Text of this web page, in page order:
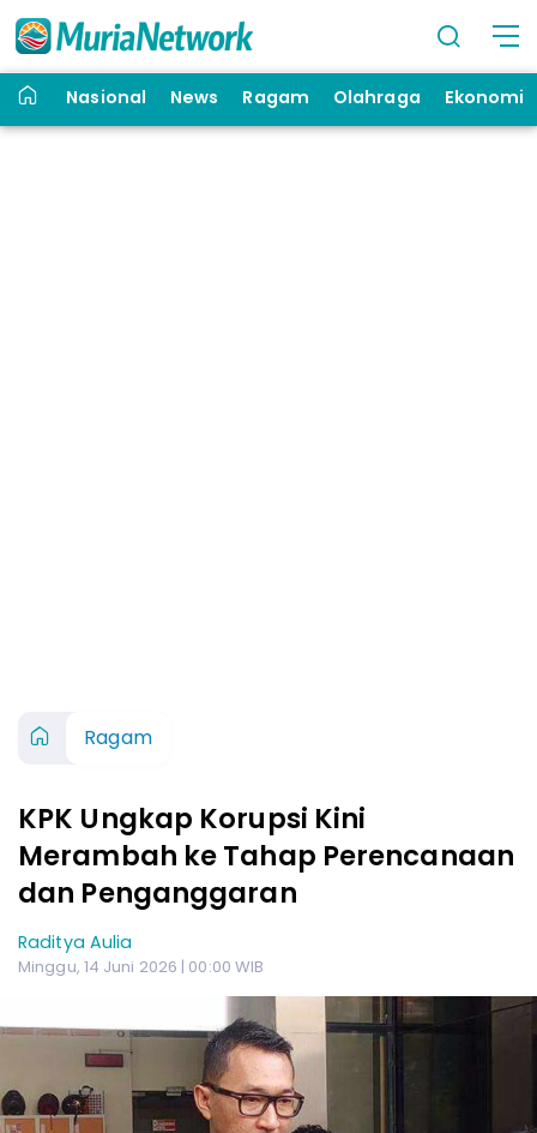
Nasional News Ragam Olahraga Ekonomi
Ragam
KPK Ungkap Korupsi Kini
Merambah ke Tahap Perencanaan
dan Penganggaran
Raditya Aulia
Minggu, 14 Juni 2026 | 00:00 WIB